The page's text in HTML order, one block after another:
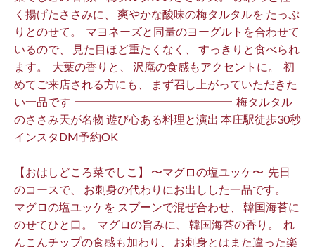
く揚げたささみに、 爽やかな酸味の梅タルタルを たっぷ
りとのせて。 ⁡ マヨネーズと同量のヨーグルトを合わせて
いるので、 見た目ほど重たくなく、 すっきりと食べられ
ます。 ⁡ 大葉の香りと、 沢庵の食感もアクセントに。 ⁡ 初
めてご来店される方にも、 まず召し上がっていただきた
い一品です️ ⁡ ━━━━━━━━━━━━━━ ⁡ 梅タルタル
のささみ天が名物 遊び心ある料理と演出 本庄駅徒歩30秒
インスタDM予約OK ⁡
【おはしどころ菜でしこ】 〜マグロの塩ユッケ〜 ⁡ 先日
のコースで、 お刺身の代わりにお出しした一品です。 ⁡
マグロの塩ユッケを スプーンで混ぜ合わせ、 韓国海苔に
のせてひと口。 ⁡ マグロの旨みに、 韓国海苔の香り。 ⁡ れ
んこんチップの食感も加わり、 お刺身とはまた違った楽